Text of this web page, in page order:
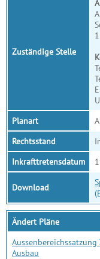
Zuständige Stelle
Planart
Rechtsstand
Inkrafttretensdatum
Download
Ändert Pläne
Ausbau